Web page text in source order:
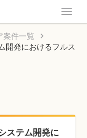
Toggle
案件一覧
開発におけるフルス
ステム開発に